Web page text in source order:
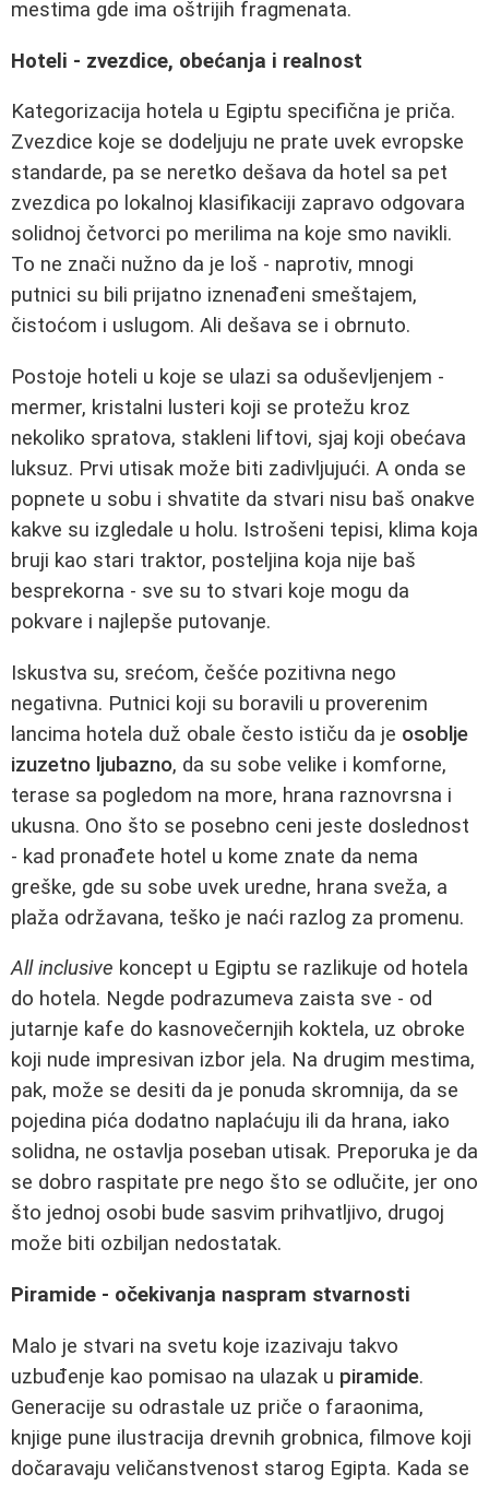
mestima gde ima oštrijih fragmenata.
Hoteli - zvezdice, obećanja i realnost
Kategorizacija hotela u Egiptu specifična je priča.
Zvezdice koje se dodeljuju ne prate uvek evropske
standarde, pa se neretko dešava da hotel sa pet
zvezdica po lokalnoj klasifikaciji zapravo odgovara
solidnoj četvorci po merilima na koje smo navikli.
To ne znači nužno da je loš - naprotiv, mnogi
putnici su bili prijatno iznenađeni smeštajem,
čistoćom i uslugom. Ali dešava se i obrnuto.
Postoje hoteli u koje se ulazi sa oduševljenjem -
mermer, kristalni lusteri koji se protežu kroz
nekoliko spratova, stakleni liftovi, sjaj koji obećava
luksuz. Prvi utisak može biti zadivljujući. A onda se
popnete u sobu i shvatite da stvari nisu baš onakve
kakve su izgledale u holu. Istrošeni tepisi, klima koja
bruji kao stari traktor, posteljina koja nije baš
besprekorna - sve su to stvari koje mogu da
pokvare i najlepše putovanje.
Iskustva su, srećom, češće pozitivna nego
negativna. Putnici koji su boravili u proverenim
lancima hotela duž obale često ističu da je osoblje
izuzetno ljubazno, da su sobe velike i komforne,
terase sa pogledom na more, hrana raznovrsna i
ukusna. Ono što se posebno ceni jeste doslednost
- kad pronađete hotel u kome znate da nema
greške, gde su sobe uvek uredne, hrana sveža, a
plaža održavana, teško je naći razlog za promenu.
All inclusive koncept u Egiptu se razlikuje od hotela
do hotela. Negde podrazumeva zaista sve - od
jutarnje kafe do kasnovečernjih koktela, uz obroke
koji nude impresivan izbor jela. Na drugim mestima,
pak, može se desiti da je ponuda skromnija, da se
pojedina pića dodatno naplaćuju ili da hrana, iako
solidna, ne ostavlja poseban utisak. Preporuka je da
se dobro raspitate pre nego što se odlučite, jer ono
što jednoj osobi bude sasvim prihvatljivo, drugoj
može biti ozbiljan nedostatak.
Piramide - očekivanja naspram stvarnosti
Malo je stvari na svetu koje izazivaju takvo
uzbuđenje kao pomisao na ulazak u piramide.
Generacije su odrastale uz priče o faraonima,
knjige pune ilustracija drevnih grobnica, filmove koji
dočaravaju veličanstvenost starog Egipta. Kada se